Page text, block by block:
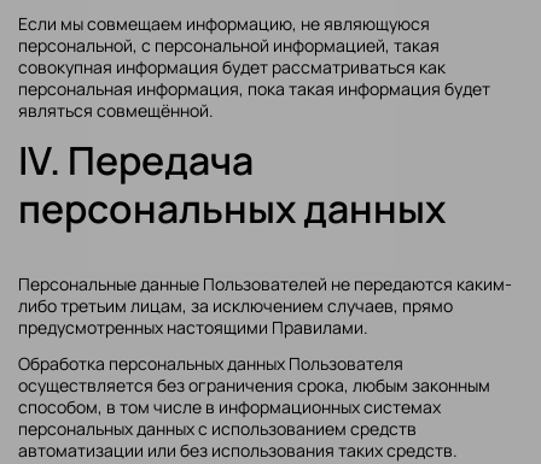
Если мы совмещаем информацию, не являющуюся
персональной, с персональной информацией, такая
совокупная информация будет рассматриваться как
персональная информация, пока такая информация будет
являться совмещённой.
IV. Передача
персональных данных
Персональные данные Пользователей не передаются каким-
либо третьим лицам, за исключением случаев, прямо
предусмотренных настоящими Правилами.
Обработка персональных данных Пользователя
осуществляется без ограничения срока, любым законным
способом, в том числе в информационных системах
персональных данных с использованием средств
автоматизации или без использования таких средств.